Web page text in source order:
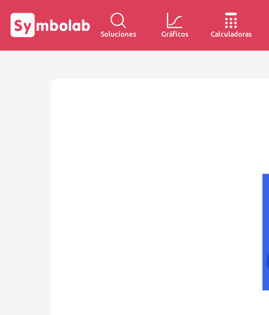
Soluciones Gráficos Calculadoras